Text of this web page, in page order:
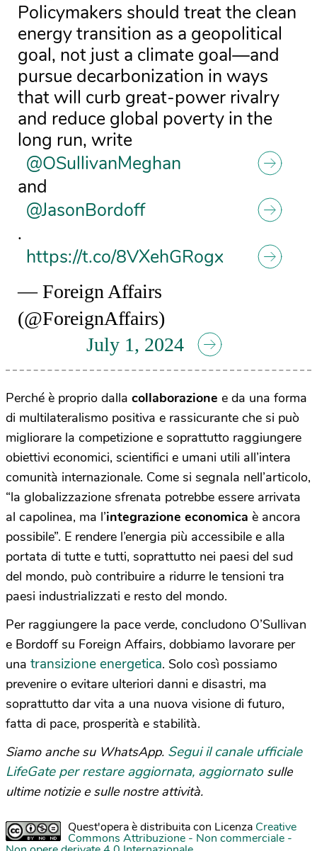
Policymakers should treat the clean
energy transition as a geopolitical
goal, not just a climate goal—and
pursue decarbonization in ways
that will curb great-power rivalry
and reduce global poverty in the
long run, write
@OSullivanMeghan
and
@JasonBordoff
.
https://t.co/8VXehGRogx
— Foreign Affairs
(@ForeignAffairs)
July 1, 2024
Perché è proprio dalla collaborazione e da una forma
di multilateralismo positiva e rassicurante che si può
migliorare la competizione e soprattutto raggiungere
obiettivi economici, scientifici e umani utili all’intera
comunità internazionale. Come si segnala nell’articolo,
“la globalizzazione sfrenata potrebbe essere arrivata
al capolinea, ma l’integrazione economica è ancora
possibile”. E rendere l’energia più accessibile e alla
portata di tutte e tutti, soprattutto nei paesi del sud
del mondo, può contribuire a ridurre le tensioni tra
paesi industrializzati e resto del mondo.
Per raggiungere la pace verde, concludono O’Sullivan
e Bordoff su Foreign Affairs, dobbiamo lavorare per
una transizione energetica. Solo così possiamo
prevenire o evitare ulteriori danni e disastri, ma
soprattutto dar vita a una nuova visione di futuro,
fatta di pace, prosperità e stabilità.
Siamo anche su WhatsApp. Segui il canale ufficiale
LifeGate per restare aggiornata, aggiornato sulle
ultime notizie e sulle nostre attività.
Quest'opera è distribuita con Licenza Creative
Commons Attribuzione - Non commerciale -